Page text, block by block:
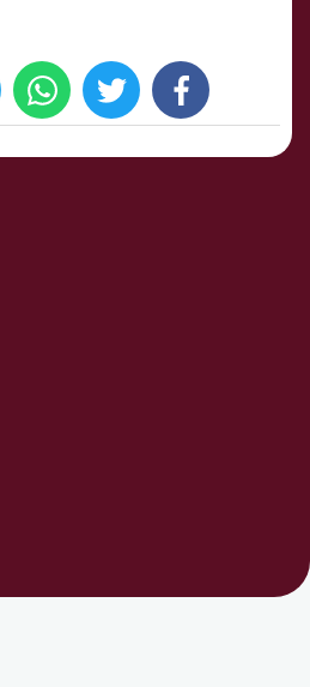
facebook
twitter